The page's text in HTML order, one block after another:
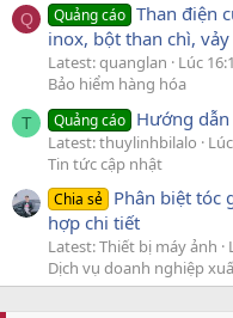
Q Quảng cáo Than điện
inox, bột than chì,
Latest: quanglan
Lúc
Bảo hiểm hàng hóa
T Quảng cáo Hướng
Latest: thuylinhbilalo
Tin tức cập nhật
Chia sẻ Phân biệt tóc
hợp chi tiết
Latest: Thiết bị máy ảnh
Dịch vụ doanh nghiệp